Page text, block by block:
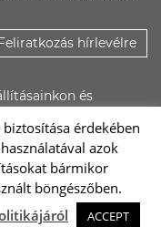
hírlevélre
és
promóciósérdekében
azok
bármikor
böngészőben.
ACCEPT